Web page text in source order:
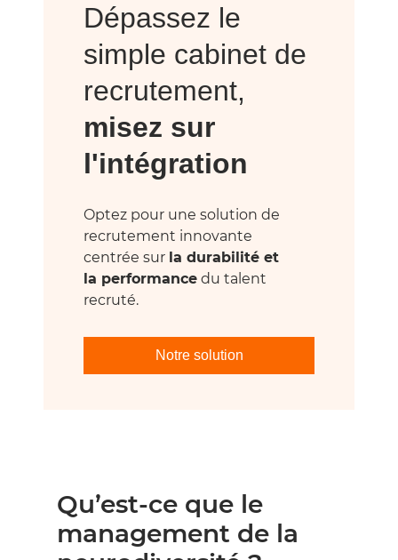
Dépassez le
simple cabinet de
recrutement,
misez sur
l'intégration
Optez pour une solution de
recrutement innovante
centrée sur la durabilité et
la performance du talent
recruté.
Notre solution
Qu’est-ce que le
management de la